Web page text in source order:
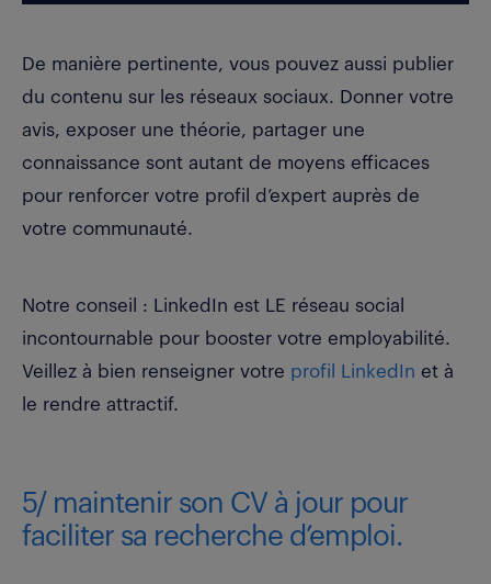
De manière pertinente, vous pouvez aussi publier
du contenu sur les réseaux sociaux. Donner votre
avis, exposer une théorie, partager une
connaissance sont autant de moyens efficaces
pour renforcer votre profil d’expert auprès de
votre communauté.
Notre conseil : LinkedIn est LE réseau social
incontournable pour booster votre employabilité.
Veillez à bien renseigner votre profil LinkedIn et à
le rendre attractif.
5/ maintenir son CV à jour pour
faciliter sa recherche d’emploi.